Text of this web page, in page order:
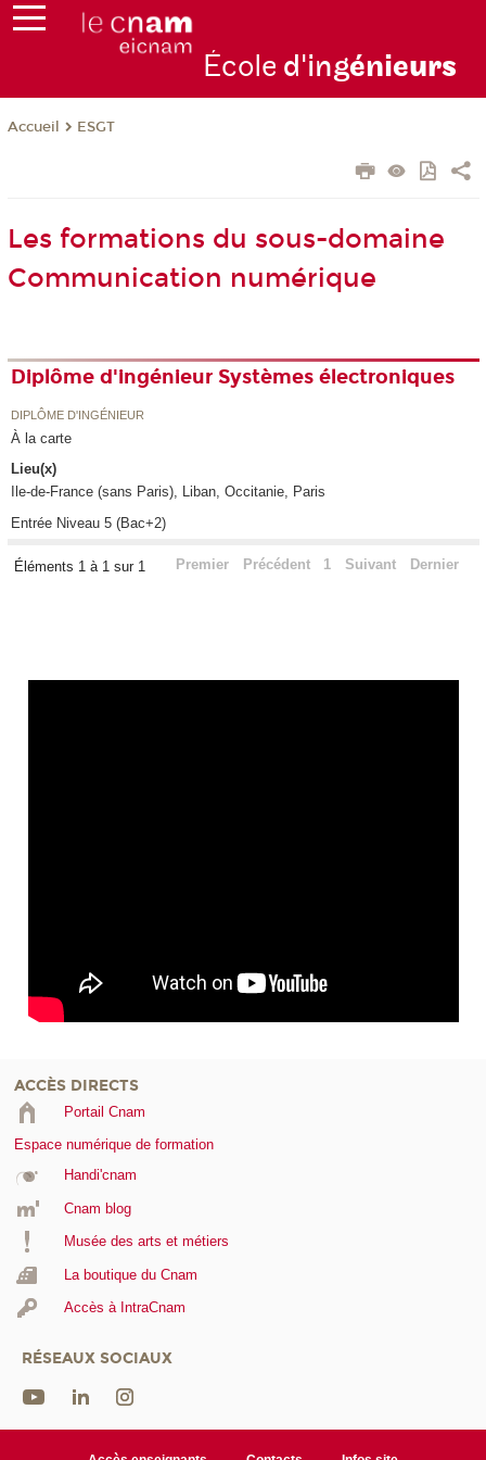
École d'ingénieurs
Accueil ESGT
Les formations du sous-domaine
Communication numérique
Diplôme d'ingénieur Systèmes électroniques
DIPLÔME D'INGÉNIEUR
À la carte
Lieu(x)
Ile-de-France (sans Paris), Liban, Occitanie, Paris
Entrée Niveau 5 (Bac+2)
Éléments 1 à 1 sur 1 Premier Précédent 1 Suivant Dernier
ACCÈS DIRECTS
Portail Cnam
Espace numérique de formation
Handi'cnam
Cnam blog
Musée des arts et métiers
La boutique du Cnam
Accès à IntraCnam
RÉSEAUX SOCIAUX